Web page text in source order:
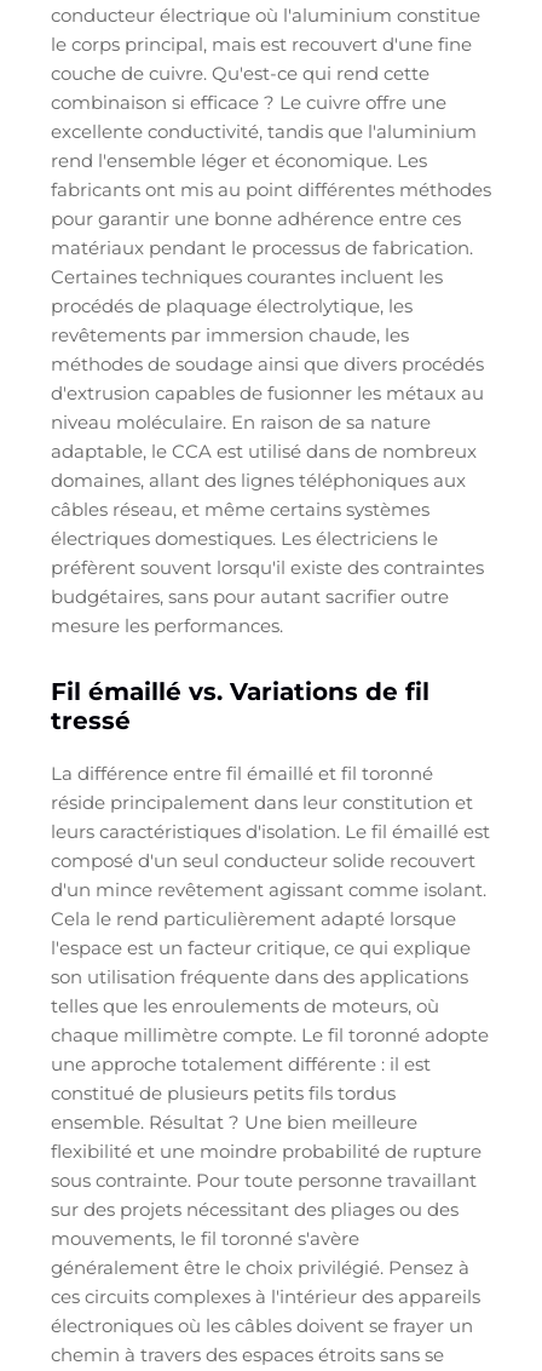
conducteur électrique où l'aluminium constitue
le corps principal, mais est recouvert d'une fine
couche de cuivre. Qu'est-ce qui rend cette
combinaison si efficace ? Le cuivre offre une
excellente conductivité, tandis que l'aluminium
rend l'ensemble léger et économique. Les
fabricants ont mis au point différentes méthodes
pour garantir une bonne adhérence entre ces
matériaux pendant le processus de fabrication.
Certaines techniques courantes incluent les
procédés de plaquage électrolytique, les
revêtements par immersion chaude, les
méthodes de soudage ainsi que divers procédés
d'extrusion capables de fusionner les métaux au
niveau moléculaire. En raison de sa nature
adaptable, le CCA est utilisé dans de nombreux
domaines, allant des lignes téléphoniques aux
câbles réseau, et même certains systèmes
électriques domestiques. Les électriciens le
préfèrent souvent lorsqu'il existe des contraintes
budgétaires, sans pour autant sacrifier outre
mesure les performances.
Fil émaillé vs. Variations de fil
tressé
La différence entre fil émaillé et fil toronné
réside principalement dans leur constitution et
leurs caractéristiques d'isolation. Le fil émaillé est
composé d'un seul conducteur solide recouvert
d'un mince revêtement agissant comme isolant.
Cela le rend particulièrement adapté lorsque
l'espace est un facteur critique, ce qui explique
son utilisation fréquente dans des applications
telles que les enroulements de moteurs, où
chaque millimètre compte. Le fil toronné adopte
une approche totalement différente : il est
constitué de plusieurs petits fils tordus
ensemble. Résultat ? Une bien meilleure
flexibilité et une moindre probabilité de rupture
sous contrainte. Pour toute personne travaillant
sur des projets nécessitant des pliages ou des
mouvements, le fil toronné s'avère
généralement être le choix privilégié. Pensez à
ces circuits complexes à l'intérieur des appareils
électroniques où les câbles doivent se frayer un
chemin à travers des espaces étroits sans se